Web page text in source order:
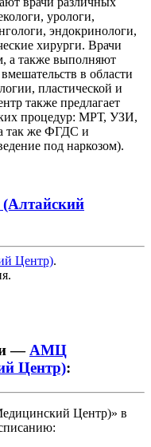
урологи,
эндокринологи,
хирурги. Врачи
а также выполняют
в области
пластической и
также предлагает
процедур: МРТ, УЗИ,
так же ФГДС и
под наркозом).
Центр).
.
—АМЦ
Центр):
Центр)» в